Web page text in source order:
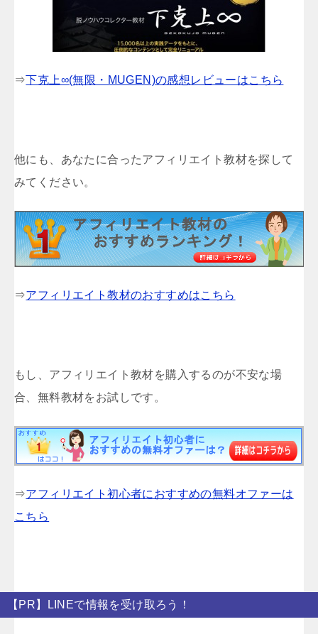
⇒下克上∞(無限・MUGEN)の感想レビューはこちら
他にも、あなたに合ったアフィリエイト教材を探して
みてください。
⇒アフィリエイト教材のおすすめはこちら
もし、アフィリエイト教材を購入するのが不安な場
合、無料教材をお試しです。
⇒アフィリエイト初心者におすすめの無料オファーは
こちら
【PR】LINEで情報を受け取ろう！